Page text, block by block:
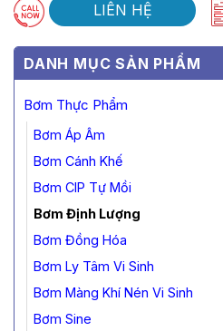
DANH MỤC SẢN PHẨM
Bơm Thực Phẩm
Bơm Áp Âm
Bơm Cánh Khế
Bơm CIP Tự Mồi
Bơm Định Lượng
Bơm Đồng Hóa
Bơm Ly Tâm Vi Sinh
Bơm Màng Khí Nén Vi Sinh
Bơm Sine
LIÊN HỆ